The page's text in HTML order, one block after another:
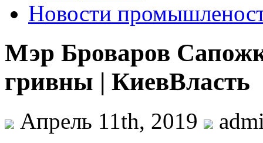
Новости
Мэр Броваров
гривны | КиевВласть
Апрель 11th, 2019